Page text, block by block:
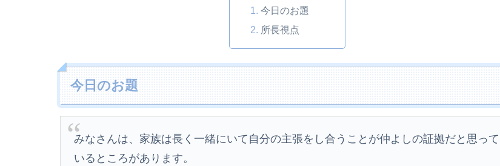
今日のお題
所長視点
今日のお題
みなさんは、家族は長く一緒にいて自分の主張をし合うことが仲よしの証拠だと思って
いるところがあります。